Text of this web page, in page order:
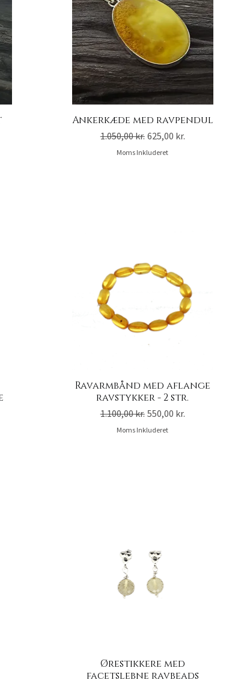
Ankerkæde med ravpendul
Regulær pris
1.050,00 kr. Salgspris
625,00 kr.
Moms Inkluderet
Ravarmbånd med aflange
ravstykker - 2 str.
Regulær pris
1.100,00 kr. Salgspris
550,00 kr.
Moms Inkluderet
Ørestikkere med
facetslebne ravbeads